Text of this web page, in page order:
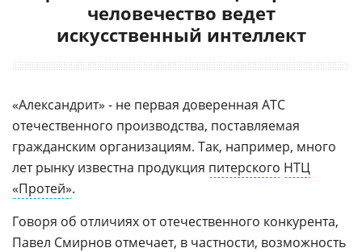
человечество ведет
искусственный интеллект
«Александрит» - не первая доверенная АТС
отечественного производства, поставляемая
гражданским организациям. Так, например, много
лет рынку известна продукция питерского НТЦ
«Протей».
Говоря об отличиях от отечественного конкурента,
Павел Смирнов отмечает, в частности, возможность